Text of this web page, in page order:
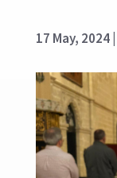
17 May, 2024|